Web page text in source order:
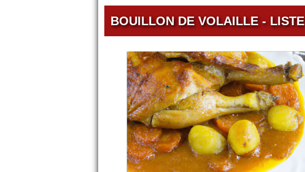
BOUILLON DE VOLAILLE - LISTE